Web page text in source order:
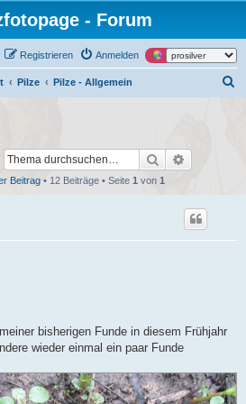
- Forum
Anmelden
Registrieren
Pilze Pilze - Allgemein
Suche
Beitrag • 12 Beiträge • Seite 1 von 1
bisherigen Funde in diesem Frühjahr
wieder einmal ein paar Funde